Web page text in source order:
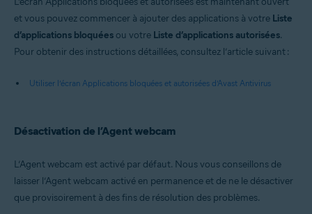
et vous pouvez commencer à ajouter des applications à votre Liste
d’applications bloquées ou votre Liste d’applications autorisées.
Pour obtenir des instructions détaillées, consultez l’article suivant :
Utiliser l’écran Applications bloquées et autorisées d’Avast Antivirus
Désactivation de l’Agent webcam
L’Agent webcam est activé par défaut. Nous vous conseillons de
laisser l’Agent webcam activé en permanence et de ne le désactiver
que provisoirement à des fins de résolution des problèmes.